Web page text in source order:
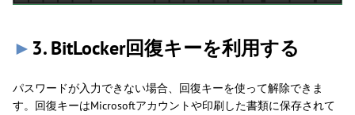
► 3. BitLocker回復キーを利用する
パスワードが入力できない場合、回復キーを使って解除できま
す。回復キーはMicrosoftアカウントや印刷した書類に保存されて